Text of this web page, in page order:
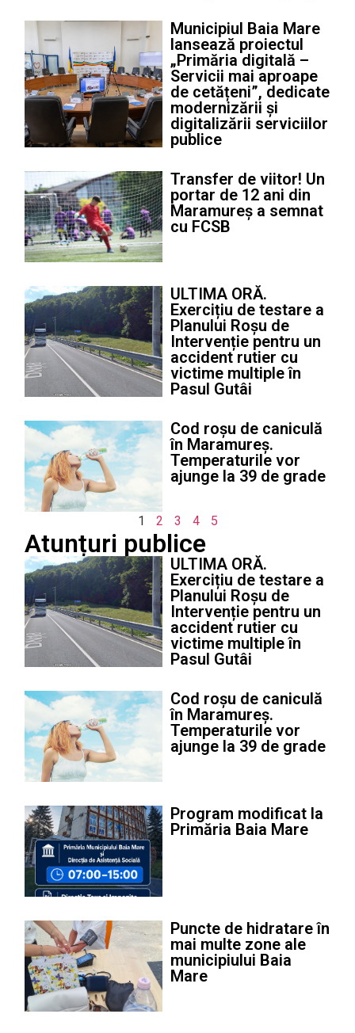
Municipiul Baia Mare
lansează proiectul
„Primăria digitală –
Servicii mai aproape
de cetățeni”, dedicate
modernizării și
digitalizării serviciilor
publice
Transfer de viitor! Un
portar de 12 ani din
Maramureș a semnat
cu FCSB
ULTIMA ORĂ.
Exercițiu de testare a
Planului Roșu de
Intervenție pentru un
accident rutier cu
victime multiple în
Pasul Gutâi
Cod roșu de caniculă
în Maramureș.
Temperaturile vor
ajunge la 39 de grade
1 2 3 4 5
Atunțuri publice
ULTIMA ORĂ.
Exercițiu de testare a
Planului Roșu de
Intervenție pentru un
accident rutier cu
victime multiple în
Pasul Gutâi
Cod roșu de caniculă
în Maramureș.
Temperaturile vor
ajunge la 39 de grade
Program modificat la
Primăria Baia Mare
Puncte de hidratare în
mai multe zone ale
municipiului Baia
Mare